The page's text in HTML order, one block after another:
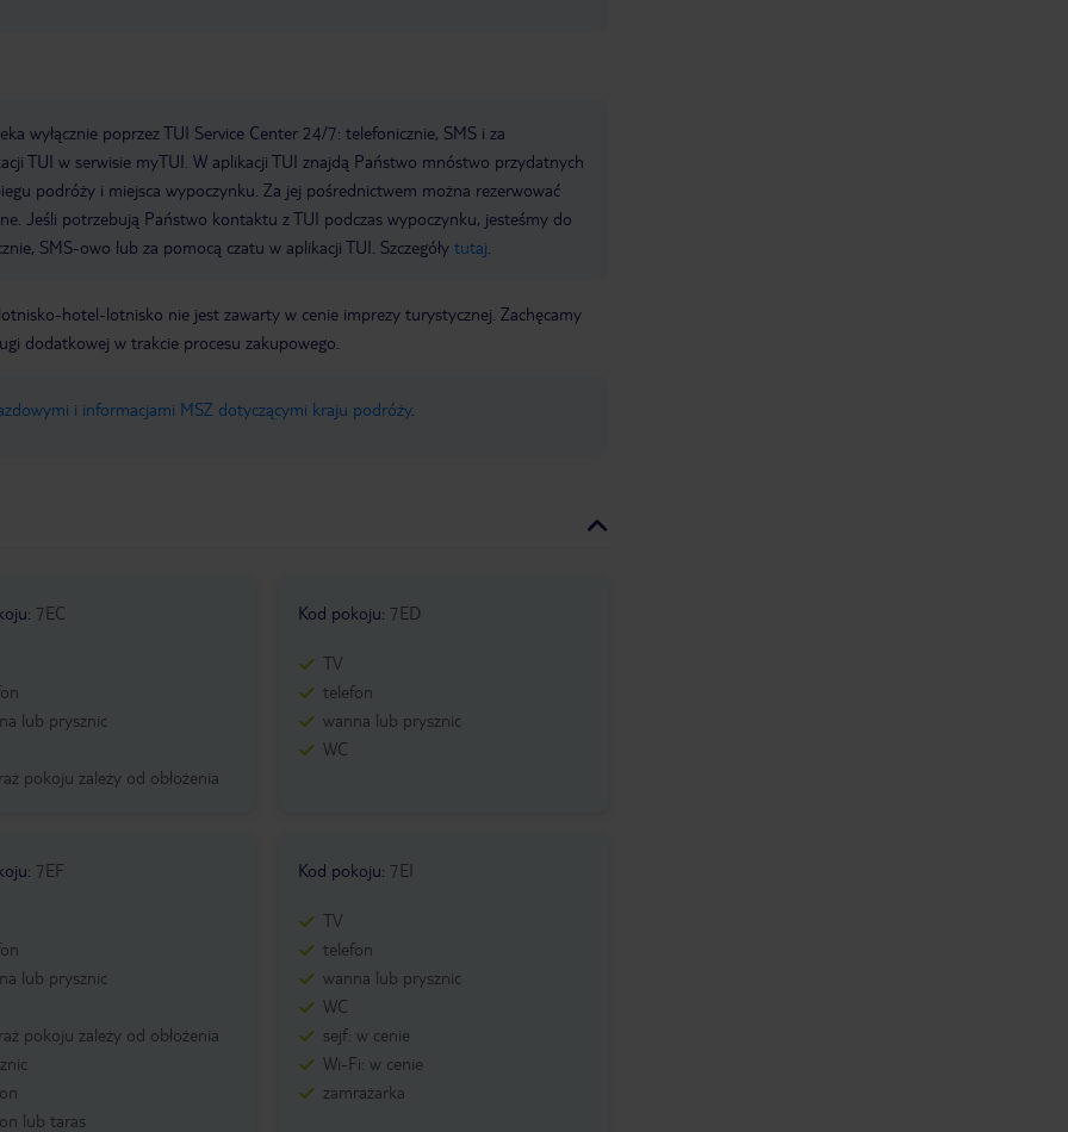
wyłącznie poprzez TUI Service Center 24/7: telefonicznie, SMS i za
TUI w serwisie myTUI. W aplikacji TUI znajdą Państwo mnóstwo przydatnych
podróży i miejsca wypoczynku. Za jej pośrednictwem można rezerwować
Jeśli potrzebują Państwo kontaktu z TUI podczas wypoczynku, jesteśmy do
SMS-owo lub za pomocą czatu w aplikacji TUI. Szczegóły tutaj
hotel-lotnisko nie jest zawarty w cenie imprezy turystycznej. Zachęcamy
dodatkowej w trakcie procesu zakupowego.
i informacjami MSZ dotyczącymi kraju podróży.
: 7EC
lub prysznic
pokoju zależy od obłożenia
Kod pokoju: 7ED
TV
telefon
wanna lub prysznic
WC
: 7EF
lub prysznic
pokoju zależy od obłożenia
lub taras
Kod pokoju: 7EI
TV
telefon
wanna lub prysznic
WC
sejf: w cenie
Wi-Fi: w cenie
zamrażarka